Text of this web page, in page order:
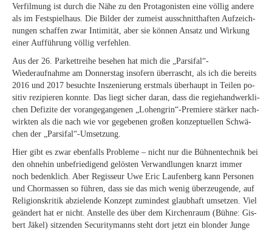
Ver­fil­mung ist durch die Nähe zu den Prot­ago­nis­ten eine völ­lig an­de­re
als im Fest­spiel­haus. Die Bil­der der zu­meist aus­schnitt­haf­ten Auf­zeich­
nun­gen schaf­fen zwar In­ti­mi­tät, aber sie kön­nen An­satz und Wir­kung
ei­ner Auf­füh­rung völ­lig verfehlen.
Aus der 26. Par­kett­rei­he be­se­hen hat mich die „Parsifal“-
Wiederaufnahme am Don­ners­tag in­so­fern über­rascht, als ich die be­reits
2016 und 2017 be­such­te In­sze­nie­rung erst­mals über­haupt in Tei­len po­
si­tiv re­zi­pie­ren konn­te. Das liegt si­cher dar­an, dass die re­gie­hand­werk­li­
chen De­fi­zi­te der vor­an­ge­gan­ge­nen „Lohengrin“-Premiere stär­ker nach­
wirk­ten als die nach wie vor ge­ge­be­nen gro­ßen kon­zep­tu­el­len Schwä­
chen der „Parsifal“-Umsetzung.
Hier gibt es zwar eben­falls Pro­ble­me – nicht nur die Büh­nen­tech­nik bei
den oh­ne­hin un­be­frie­di­gend ge­lös­ten Ver­wand­lun­gen knarzt im­mer
noch be­denk­lich. Aber Re­gis­seur Uwe Eric Lau­fen­berg kann Per­so­nen
und Chor­mas­sen so füh­ren, dass sie das mich we­nig über­zeu­gen­de, auf
Re­li­gi­ons­kri­tik ab­zie­len­de Kon­zept zu­min­dest glaub­haft um­set­zen. Viel
ge­än­dert hat er nicht. An­stel­le des über dem Kir­chen­raum (Büh­ne: Gis­
bert Jä­kel) sit­zen­den Se­cu­ri­ty­manns steht dort jetzt ein blon­der Jun­ge